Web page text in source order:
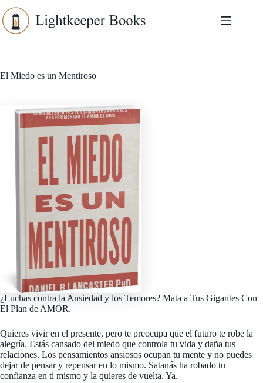
to
content
El Miedo es un Mentiroso
¿Luchas contra la Ansiedad y los Temores? Mata a Tus Gigantes Con
El Plan de AMOR.
Quieres vivir en el presente, pero te preocupa que el futuro te robe la
alegría. Estás cansado del miedo que controla tu vida y daña tus
relaciones. Los pensamientos ansiosos ocupan tu mente y no puedes
dejar de pensar y repensar en lo mismo. Satanás ha robado tu
confianza en ti mismo y la quieres de vuelta. Ya.